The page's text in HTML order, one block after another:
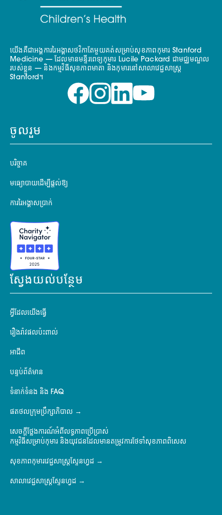
យើងគឺជាអង្គការរៃអង្គាសថវិកាតែមួយគត់សម្រាប់សុខភាពកុមារ Stanford
Medicine — ដែលមានមន្ទីរពេទ្យកុមារ Lucile Packard ជាមជ្ឈមណ្ឌល
របស់ខ្លួន — និងកម្មវិធីសុខភាពមាតា និងកុមារនៅសាលាវេជ្ជសាស្ត្រ
Stanford។
ចូលរួម
បរិច្ចាគ
មធ្យោបាយដើម្បីផ្តល់ឱ្យ
ការរៃអង្គាសប្រាក់
ស្វែងយល់បន្ថែម
អ្វីដែលយើងធ្វើ
រឿងរ៉ាវផលប៉ះពាល់
អាជីព
បន្ទប់ព័ត៌មាន
ទំនាក់ទំនង និង FAQ
ផតថលក្រុមប្រឹក្សាភិបាល
សេចក្តីថ្លែងការណ៍អំពីលទ្ធភាពប្រើប្រាស់
កម្មវិធីសម្រាប់កុមារ និងយុវជនដែលមានតម្រូវការថែទាំសុខភាពពិសេស
សុខភាពកុមារវេជ្ជសាស្ត្រស្ទែនហ្វដ
សាលាវេជ្ជសាស្ត្រស្ទែនហ្វដ